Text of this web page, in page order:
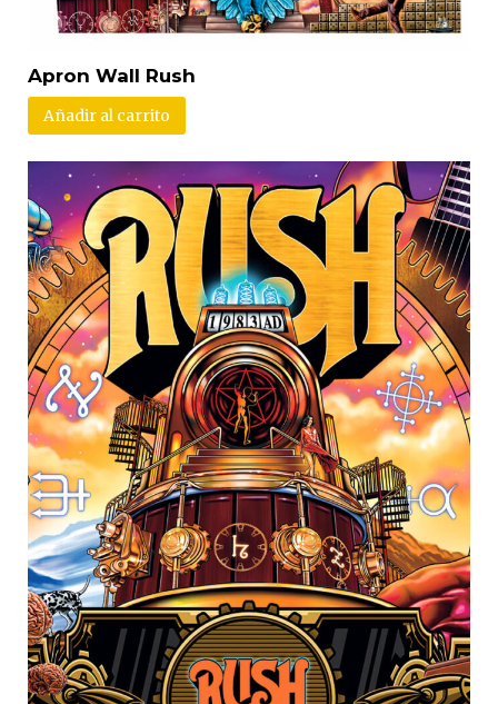
Apron Wall Rush
Añadir al carrito